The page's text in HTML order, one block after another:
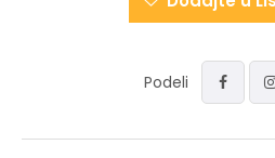
Podeli